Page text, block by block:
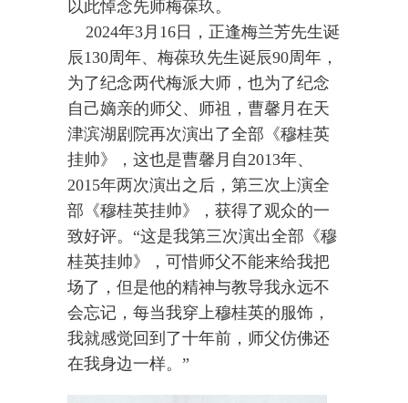
以此悼念先师梅葆玖。
2024年3月16日，正逢梅兰芳先生诞
辰130周年、梅葆玖先生诞辰90周年，
为了纪念两代梅派大师，也为了纪念
自己嫡亲的师父、师祖，曹馨月在天
津滨湖剧院再次演出了全部《穆桂英
挂帅》，这也是曹馨月自2013年、
2015年两次演出之后，第三次上演全
部《穆桂英挂帅》，获得了观众的一
致好评。“这是我第三次演出全部《穆
桂英挂帅》，可惜师父不能来给我把
场了，但是他的精神与教导我永远不
会忘记，每当我穿上穆桂英的服饰，
我就感觉回到了十年前，师父仿佛还
在我身边一样。”